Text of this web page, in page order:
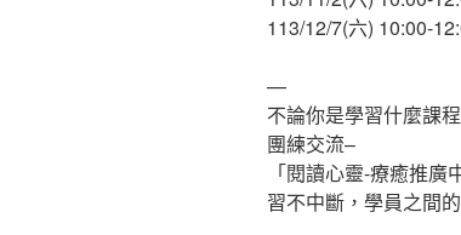
113/12/7(六) 10:00-
—
不論你是學習什麼課
團練交流–
「閱讀心靈-療癒推
習不中斷，學員之間